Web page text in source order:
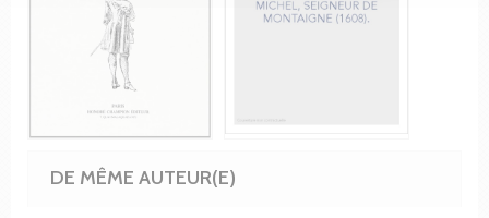
DE MÊME AUTEUR(E)